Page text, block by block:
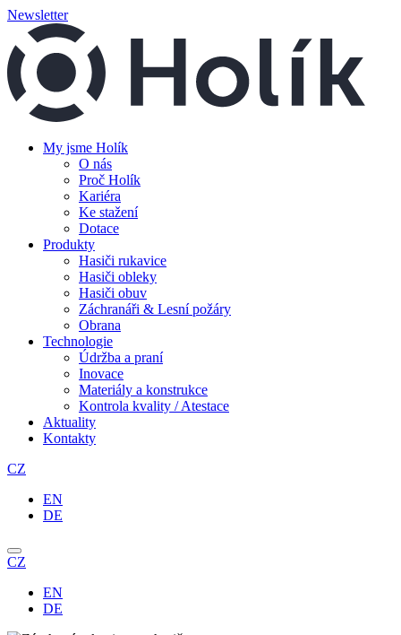
Newsletter
My jsme Holík
O nás
Proč Holík
Kariéra
Ke stažení
Dotace
Produkty
Hasiči rukavice
Hasiči obleky
Hasiči obuv
Záchranáři & Lesní požáry
Obrana
Technologie
Údržba a praní
Inovace
Materiály a konstrukce
Kontrola kvality / Atestace
Aktuality
Kontakty
CZ
EN
DE
CZ
EN
DE